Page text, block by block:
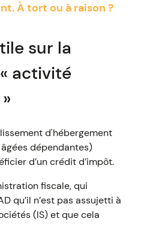
À tort ou à raison ?
sur la
activité
d'hébergement
dépendantes)
d’un crédit d’impôt.
fiscale, qui
qu’il n’est pas assujetti à
(IS) et que cela